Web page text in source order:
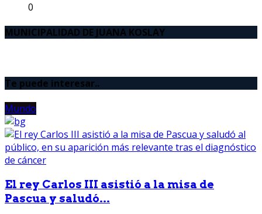
0
MUNICIPALIDAD DE JUANA KOSLAY
Te puede interesar..
Mundo
El rey Carlos III asistió a la misa de
Pascua y saludó...